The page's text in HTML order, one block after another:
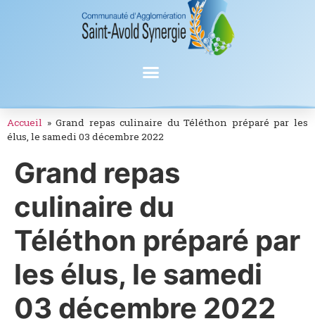
Accueil »Grand repas culinaire du Téléthon préparé par les
élus, le samedi 03 décembre 2022
Grand repas
culinaire du
Téléthon préparé par
les élus, le samedi
03 décembre 2022